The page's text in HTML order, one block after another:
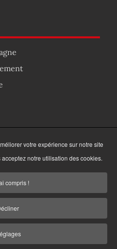
Autographe. Tous
votre expérience sur notre site
notre utilisation des cookies.
compris !